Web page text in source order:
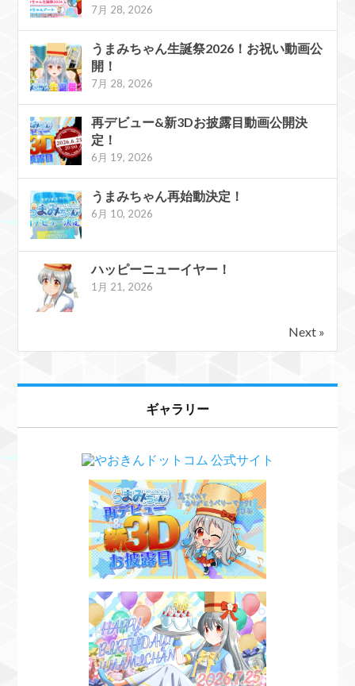
7月 28, 2026
うまみちゃん生誕祭2026！お祝い動画公
開！
7月 28, 2026
再デビュー&新3Dお披露目動画公開決
定！
6月 19, 2026
うまみちゃん再始動決定！
6月 10, 2026
ハッピーニューイヤー！
1月 21, 2026
Next »
ギャラリー